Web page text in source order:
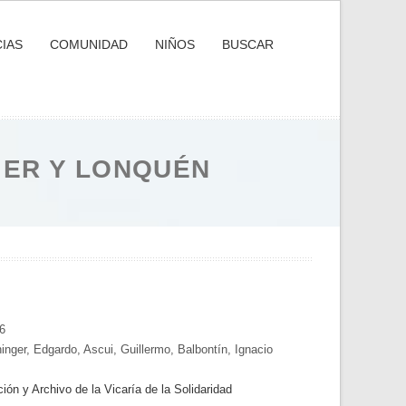
COMUNIDAD NIÑOS BUSCAR
Y LONQUÉN
Edgardo, Ascui, Guillermo, Balbontín, Ignacio
y Archivo de la Vicaría de la Solidaridad